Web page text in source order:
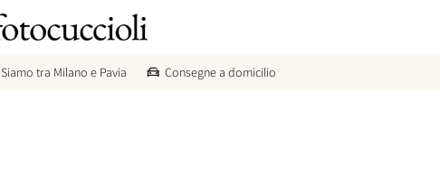
Siamo tra Milano e Pavia Consegne a domicilio